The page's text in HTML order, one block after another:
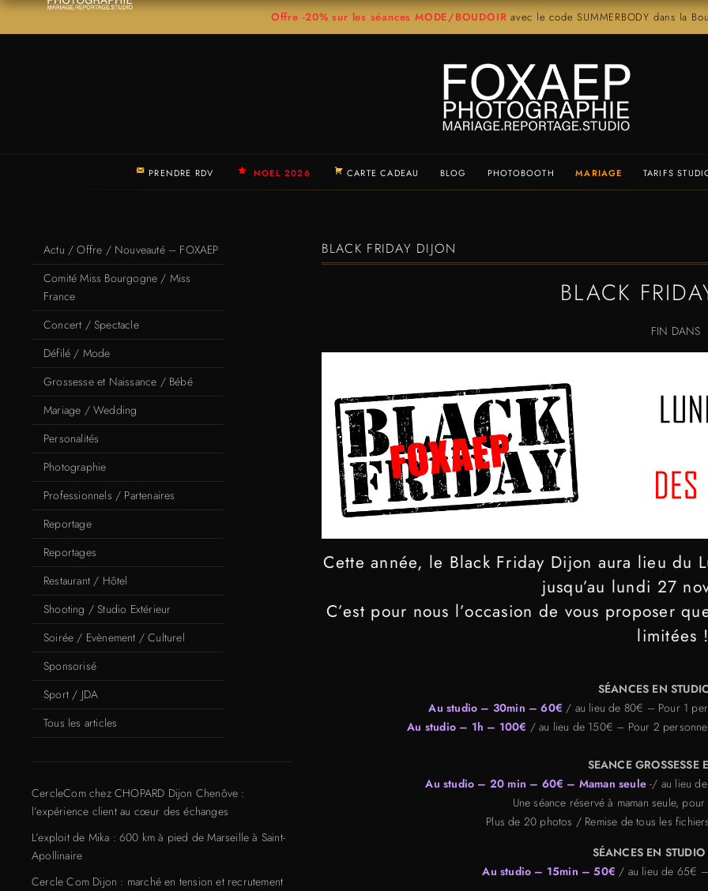
Offre -20% sur les séances MODE/BOUDOIR avec le code SUMMERBODY dans la
PRENDRE RDV NOEL 2026 CARTE CADEAU BLOG PHOTOBOOTH MARIAGE TARIFS
BLACK FRIDAY DIJON
BLACK
FIN DANS
Cette année, le Black Friday Dijon aura lieu du
jusqu’au lundi 27
C’est pour nous l’occasion de vous proposer
limitées
SÉANCES EN
Au studio – 30min – 60€ / au lieu de 80€ – Pour 1
Au studio – 1h – 100€ / au lieu de 150€ – Pour 2
SEANCE GROSSESSE
Au studio – 20 min – 60€ – Maman seule -/ au lieu
Une séance réservé à maman seule,
Plus de 20 photos / Remise de tous les
SÉANCES EN
Au studio – 15min – 50€ / au lieu de 65€ –
Actu / Offre / Nouveauté – FOXAEP
Comité Miss Bourgogne / Miss
France
Concert / Spectacle
Défilé / Mode
Grossesse et Naissance / Bébé
Mariage / Wedding
Personalités
Photographie
Professionnels / Partenaires
Reportage
Reportages
Restaurant / Hôtel
Shooting / Studio Extérieur
Soirée / Evènement / Culturel
Sponsorisé
Sport / JDA
Tous les articles
CercleCom chez CHOPARD Dijon Chenôve :
l’expérience client au cœur des échanges
L’exploit de Mika : 600 km à pied de Marseille à Saint-
Apollinaire
Cercle Com Dijon : marché en tension et recrutement